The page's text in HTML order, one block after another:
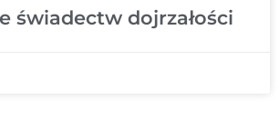
świadectw dojrzałości